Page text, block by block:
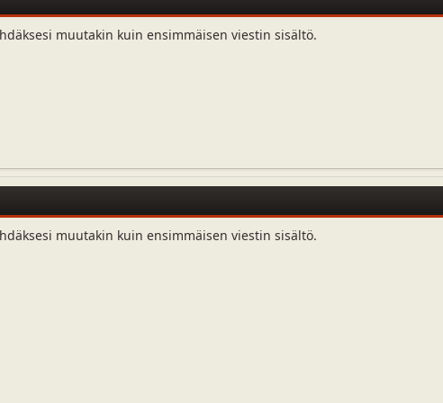
muutakin kuin ensimmäisen viestin sisältö.
muutakin kuin ensimmäisen viestin sisältö.